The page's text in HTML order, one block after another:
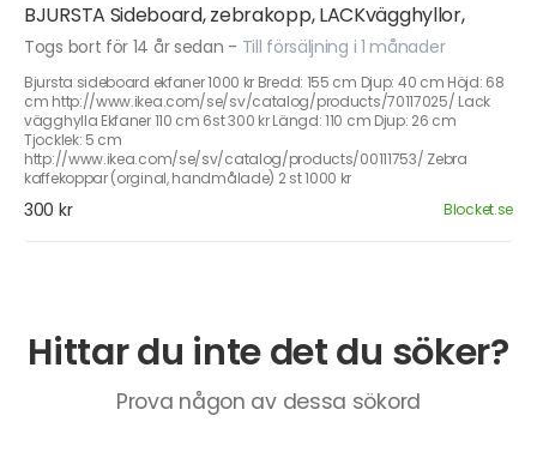
BJURSTA Sideboard, zebrakopp, LACKvägghyllor,
Togs bort för 14 år sedan - Till försäljning i 1 månader
Bjursta sideboard ekfaner 1000 kr Bredd: 155 cm Djup: 40 cm Höjd: 68
cm http://www.ikea.com/se/sv/catalog/products/70117025/ Lack
vägghylla Ekfaner 110 cm 6st 300 kr Längd: 110 cm Djup: 26 cm
Tjocklek: 5 cm
http://www.ikea.com/se/sv/catalog/products/00111753/ Zebra
kaffekoppar (orginal, handmålade) 2 st 1000 kr
300 kr Blocket.se
Hittar du inte det du söker?
Prova någon av dessa sökord